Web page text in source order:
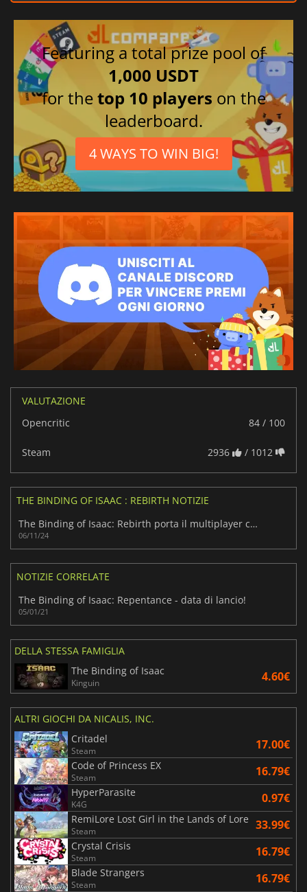
Featuring a total prize pool of
1,000 USDT
for thetop 10 players on the
leaderboard.
4 WAYS TO WIN BIG!
VALUTAZIONE
Opencritic
84 / 100
Steam 2936 / 1012
THE BINDING OF ISAAC : REBIRTH NOTIZIE
The Binding of Isaac: Rebirth porta il multiplayer cooperativo online per il suo anniversario
06/11/24
NOTIZIE CORRELATE
The Binding of Isaac: Repentance - data di lancio!
05/01/21
DELLA STESSA FAMIGLIA
The Binding of Isaac
Kinguin 4.60€
ALTRI GIOCHI DA NICALIS, INC.
Critadel
Steam 17.00€
Code of Princess EX
Steam 16.79€
HyperParasite
K4G 0.97€
RemiLore Lost Girl in the Lands of Lore
Steam 33.99€
Crystal Crisis
Steam 16.79€
Blade Strangers
Steam 16.79€